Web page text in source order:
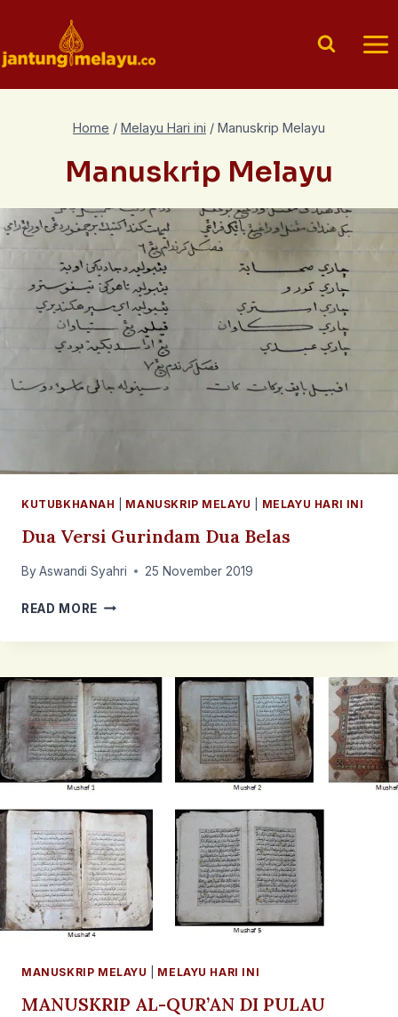
content
Home / Melayu Hari ini / Manuskrip Melayu
Manuskrip Melayu
KUTUBKHANAH MANUSKRIP MELAYU MELAYU HARI INI
Dua Versi Gurindam Dua Belas
By Aswandi Syahri 25 November 2019
READ MORE DUA
GURINDAM
BELAS
MANUSKRIP MELAYU MELAYU HARI INI
MANUSKRIP AL-QUR’AN DI PULAU